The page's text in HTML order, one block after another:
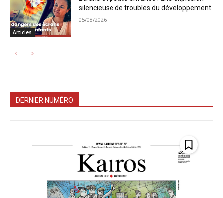
Articles
silencieuse de troubles du développement
05/08/2026
DERNIER NUMÉRO